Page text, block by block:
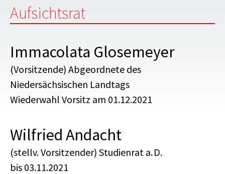
Aufsichtsrat
Immacolata Glosemeyer
(Vorsitzende) Abgeordnete des
Niedersächsischen Landtags
Wiederwahl Vorsitz am 01.12.2021
Wilfried Andacht
(stellv. Vorsitzender) Studienrat a. D.
bis 03.11.2021